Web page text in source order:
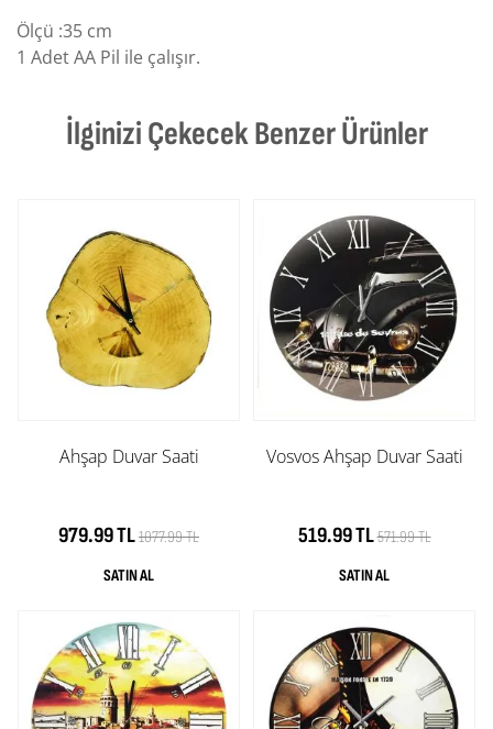
Ölçü :35 cm
1 Adet AA Pil ile çalışır.
İlginizi Çekecek Benzer Ürünler
Ahşap Duvar Saati
979.99 TL1077.99 TL
Vosvos Ahşap Duvar Saati
519.99 TL571.99 TL